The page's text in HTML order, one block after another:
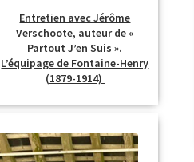
Entretien avec Jérôme
Verschoote, auteur de «
Partout J’en Suis ».
L’équipage de Fontaine-Henry
(1879-1914)